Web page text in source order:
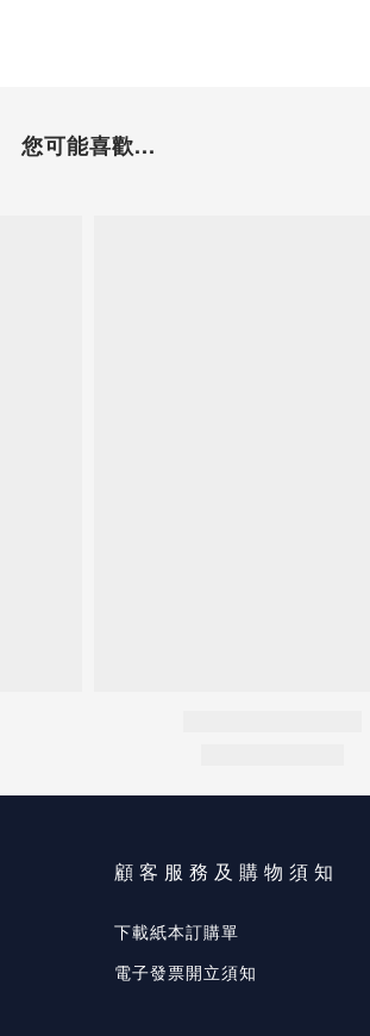
您可能喜歡...
顧客服務及購物須知
下載紙本訂購單
電子發票開立須知